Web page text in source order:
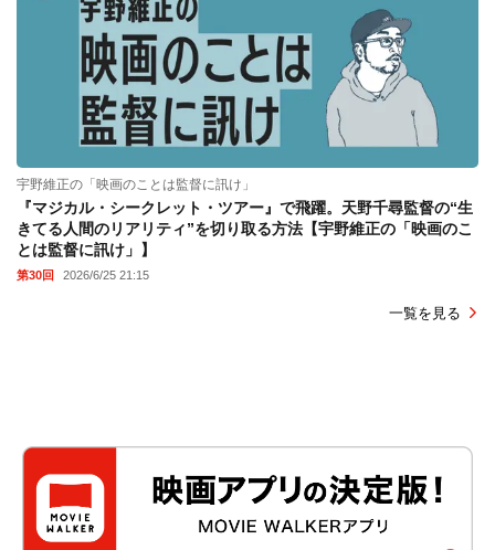
宇野維正の「映画のことは監督に訊け」
『マジカル・シークレット・ツアー』で飛躍。天野千尋監督の“生
きてる人間のリアリティ”を切り取る方法【宇野維正の「映画のこ
とは監督に訊け」】
第30回 2026/6/25 21:15
一覧を見る